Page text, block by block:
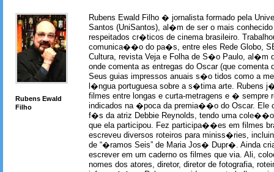
Rubens Ewald
Filho
Rubens Ewald Filho � jornalista formado pela
Santos (UniSantos), al�m de ser o mais
respeitados cr�ticos de cinema brasileiro.
comunica��o do pa�s, entre eles Rede Globo,
Cultura, revista Veja e Folha de S�o Paulo, al�m
onde comenta as entregas do Oscar (que comenta
Seus guias impressos anuais s�o tidos como a
l�ngua portuguesa sobre a s�tima arte. Rubens
filmes entre longas e curta-metragens e � sempre
indicados na �poca da premia��o do Oscar. Ele
f�s da atriz Debbie Reynolds, tendo uma
que ela participou. Fez participa��es em filmes
escreveu diversos roteiros para miniss�ries,
de “�ramos Seis” de Maria Jos� Dupr�. Ainda
escrever em um caderno os filmes que via. Ali,
nomes dos atores, diretor, diretor de fotografia,